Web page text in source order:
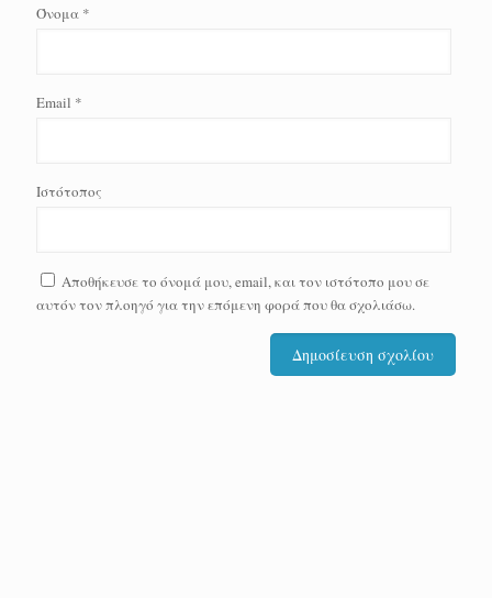
Όνομα *
Email *
Ιστότοπος
Αποθήκευσε το όνομά μου, email, και τον ιστότοπο μου σε
αυτόν τον πλοηγό για την επόμενη φορά που θα σχολιάσω.